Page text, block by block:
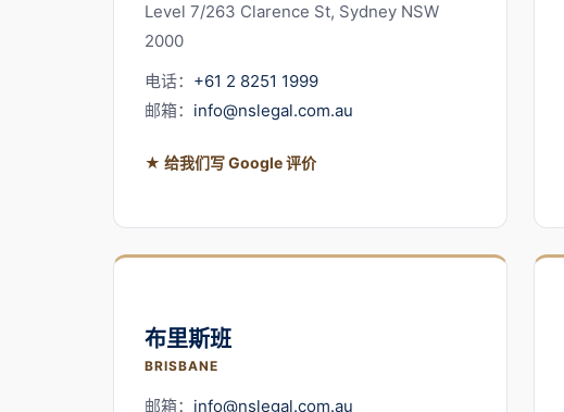
Level 7/263 Clarence St, Sydney NSW
2000
电话： +61 2 8251 1999
邮箱： info@nslegal.com.au
★ 给我们写 Google 评价
布里斯班
BRISBANE
邮箱： info@nslegal.com.au